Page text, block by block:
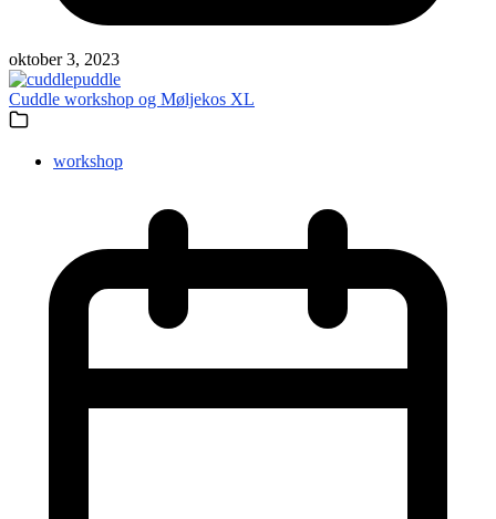
oktober 3, 2023
Cuddle workshop og Møljekos XL
workshop